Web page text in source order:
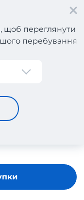
щоб переглянути
перебування